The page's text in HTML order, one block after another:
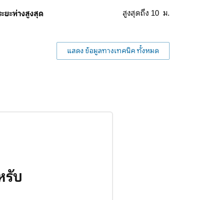
ยะห่างสูงสุด สูงสุดถึง 10 ม.
แสดง ข้อมูลทางเทคนิค ทั้งหมด
รับ